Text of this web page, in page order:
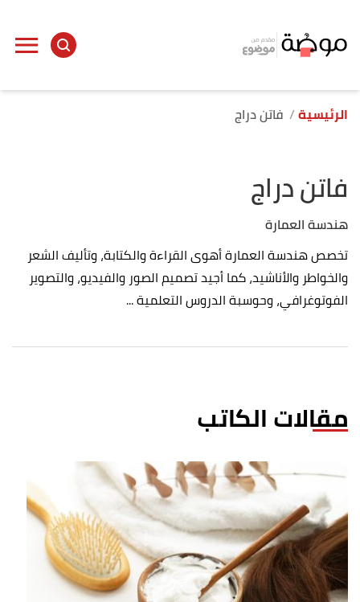
الرئيسية فاتن دراج
فاتن دراج
هندسة العمارة
تخصص هندسة العمارة أهوى القراءة والكتابة، وتأليف الشعر
والخواطر والأناشيد، كما أجيد تصميم الصور والفيديو، والتصوير
الفوتوغرافي، وحوسبة الدروس التعلمية ...
مقالات الكاتب